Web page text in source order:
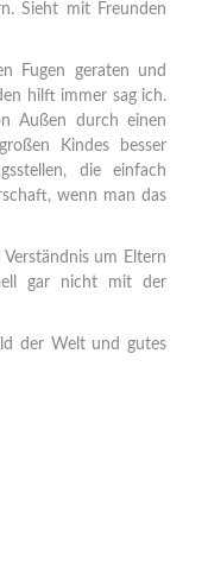
Sieht mit Freunden
Fugen geraten und
hilft immer sag ich.
Außen durch einen
Kindes besser
die einfach
wenn man das
um Eltern
gar nicht mit der
der Welt und gutes